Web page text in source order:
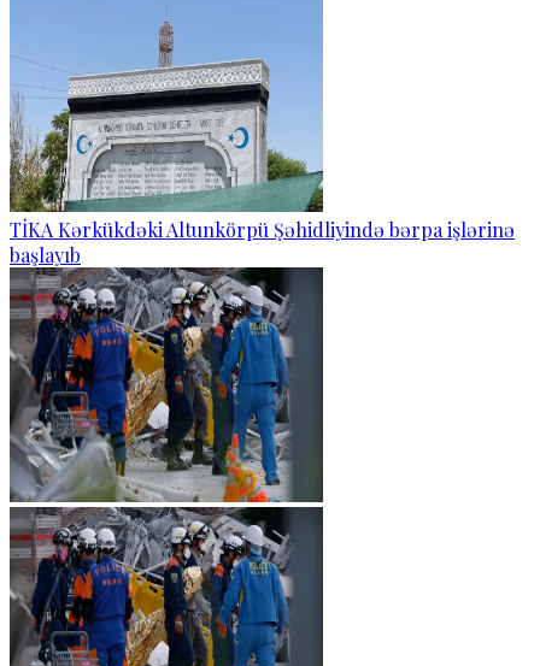
TİKA Kərkükdəki Altunkörpü Şəhidliyində bərpa işlərinə
başlayıb